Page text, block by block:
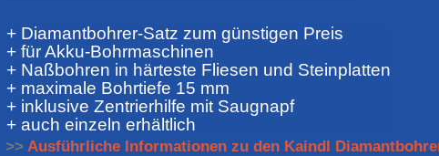
+ Diamantbohrer-Satz zum günstigen Preis
+ für Akku-Bohrmaschinen
+ Naßbohren in härteste Fliesen und Steinplatten
+ maximale Bohrtiefe 15 mm
+ inklusive Zentrierhilfe mit Saugnapf
+ auch einzeln erhältlich
>> Ausführliche Informationen zu den Kaindl